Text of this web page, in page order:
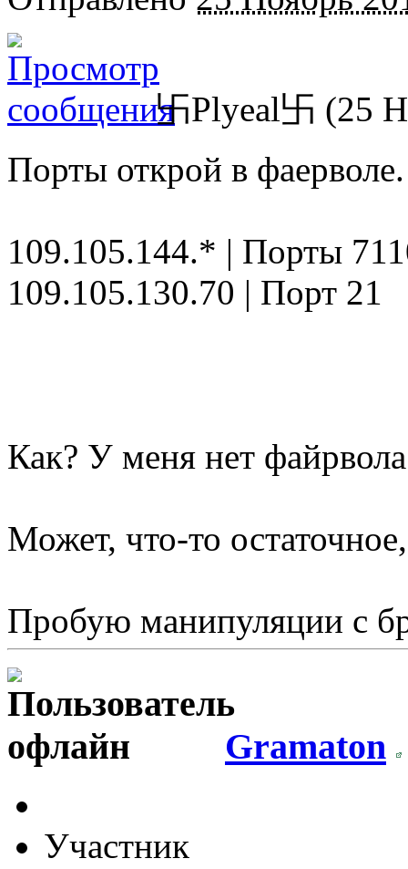
卐Plyeal卐 (25
Порты открой в фаерволе.
109.105.144.* | Порты
109.105.130.70 | Порт 21
Как? У меня нет
Может, что-то
Пробую манипуляции с
Gramaton
Участник